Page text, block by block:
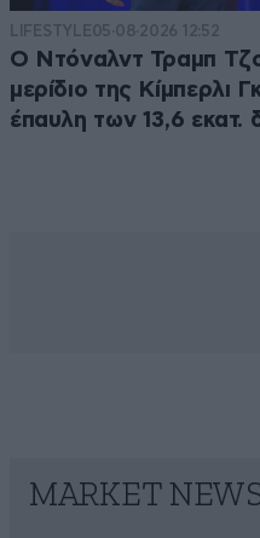
LIFESTYLE05·08·2026 12:52
Ο Ντόναλντ Τραμπ
μερίδιο της Κίμπερλι
έπαυλη των 13,6 εκατ.
MARKET